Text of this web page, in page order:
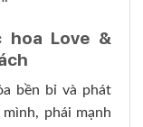
hoa Love &
bền bỉ và phát
phái mạnh